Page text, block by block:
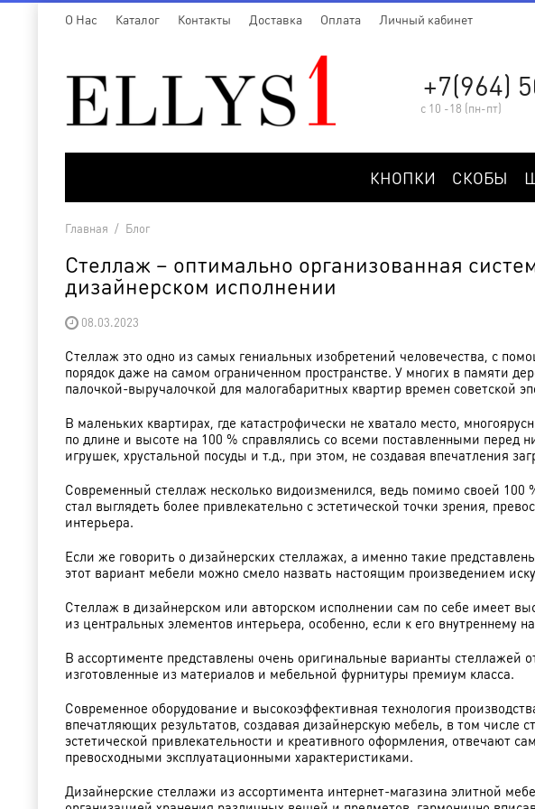
O Нас Каталог Контакты Доставка Оплата Личный кабинет
+7(964)
с 10 -18 (пн-пт)
КНОПКИ СКОБЫ
Главная / Блог
Стеллаж – оптимально организованная
дизайнерском исполнении
08.03.2023
Стеллаж это одно из самых гениальных изобретений человечества, с
порядок даже на самом ограниченном пространстве. У многих в памяти
палочкой-выручалочкой для малогабаритных квартир времен советской
В маленьких квартирах, где катастрофически не хватало место,
по длине и высоте на 100 % справлялись со всеми поставленными перед
игрушек, хрустальной посуды и т.д., при этом, не создавая впечатления
Современный стеллаж несколько видоизменился, ведь помимо своей 100
стал выглядеть более привлекательно с эстетической точки зрения,
интерьера.
Если же говорить о дизайнерских стеллажах, а именно такие
этот вариант мебели можно смело назвать настоящим произведением
Стеллаж в дизайнерском или авторском исполнении сам по себе имеет
из центральных элементов интерьера, особенно, если к его внутреннему
В ассортименте представлены очень оригинальные варианты
изготовленные из материалов и мебельной фурнитуры премиум класса.
Современное оборудование и высокоэффективная технология
впечатляющих результатов, создавая дизайнерскую мебель, в том числе
эстетической привлекательности и креативного оформления, отвечают
превосходными эксплуатационными характеристиками.
Дизайнерские стеллажи из ассортимента интернет-магазина элитной